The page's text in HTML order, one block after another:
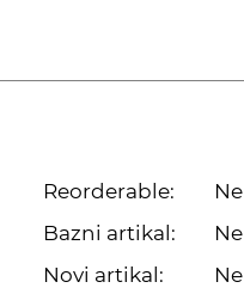
Reorderable:
Ne
Bazni artikal:
Ne
Novi artikal:
Ne